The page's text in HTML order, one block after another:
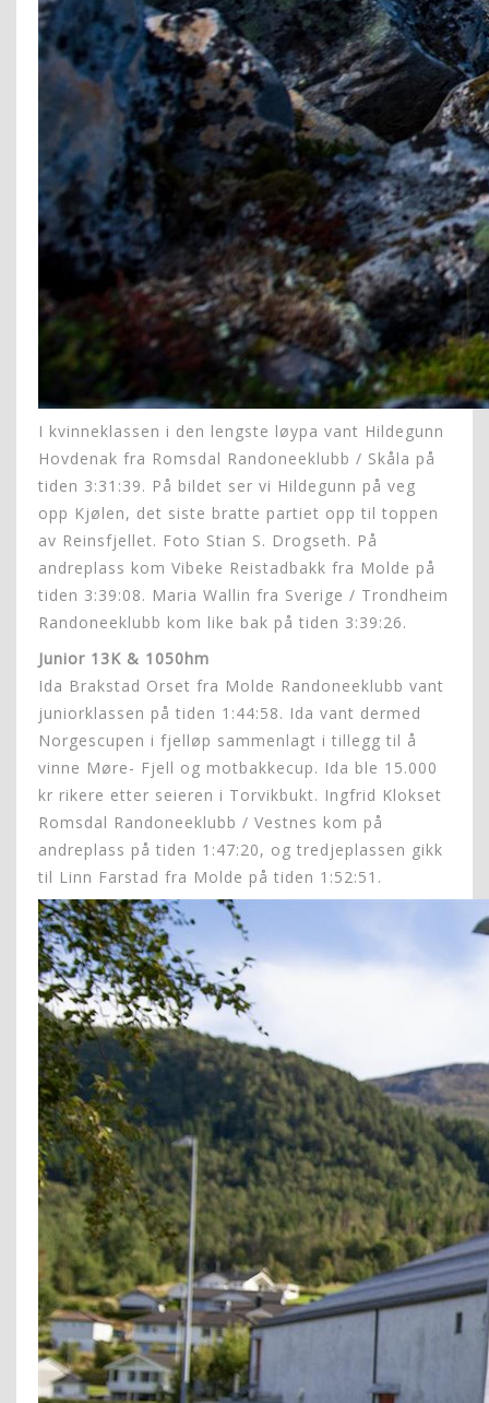
I kvinneklassen i den lengste løypa vant Hildegunn
Hovdenak fra Romsdal Randoneeklubb / Skåla på
tiden 3:31:39. På bildet ser vi Hildegunn på veg
opp Kjølen, det siste bratte partiet opp til toppen
av Reinsfjellet. Foto Stian S. Drogseth. På
andreplass kom Vibeke Reistadbakk fra Molde på
tiden 3:39:08. Maria Wallin fra Sverige / Trondheim
Randoneeklubb kom like bak på tiden 3:39:26.
Junior 13K & 1050hm
Ida Brakstad Orset fra Molde Randoneeklubb vant
juniorklassen på tiden 1:44:58. Ida vant dermed
Norgescupen i fjelløp sammenlagt i tillegg til å
vinne Møre- Fjell og motbakkecup. Ida ble 15.000
kr rikere etter seieren i Torvikbukt. Ingfrid Klokset
Romsdal Randoneeklubb / Vestnes kom på
andreplass på tiden 1:47:20, og tredjeplassen gikk
til Linn Farstad fra Molde på tiden 1:52:51.